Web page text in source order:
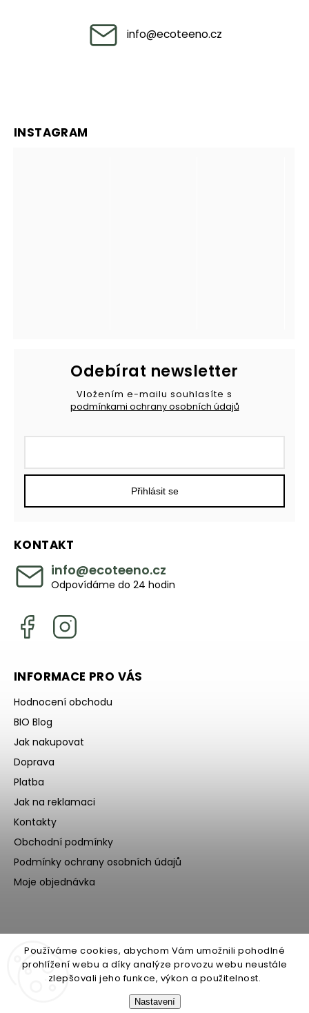
Používáme cookies, abychom Vám umožnili pohodlné
prohlížení webu a díky analýze provozu webu neustále
zlepšovali jeho funkce, výkon a použitelnost.
Nastavení
info@ecoteeno.cz
INSTAGRAM
KONTAKT
info@ecoteeno.cz
Odpovídáme do 24 hodin
Odebírat newsletter
Vložením e-mailu souhlasíte s
podmínkami ochrany osobních údajů
Přihlásit se
INFORMACE PRO VÁS
Hodnocení obchodu
BIO Blog
Jak nakupovat
Doprava
Platba
Jak na reklamaci
Kontakty
Obchodní podmínky
Podmínky ochrany osobních údajů
Moje objednávka